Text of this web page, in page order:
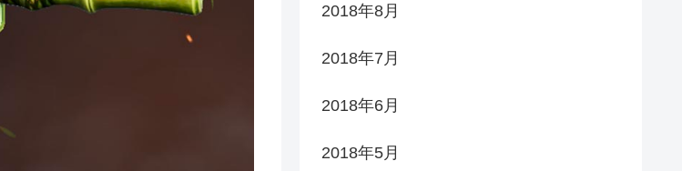
2018年8月
2018年7月
2018年6月
2018年5月